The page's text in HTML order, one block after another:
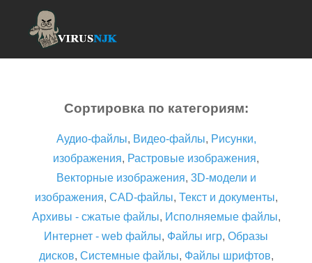
Сортировка по категориям:
Аудио-файлы, Видео-файлы, Рисунки,
изображения, Растровые изображения,
Векторные изображения, 3D-модели и
изображения, CAD-файлы, Текст и документы,
Архивы - сжатые файлы, Исполняемые файлы,
Интернет - web файлы, Файлы игр, Образы
дисков, Системные файлы, Файлы шрифтов,